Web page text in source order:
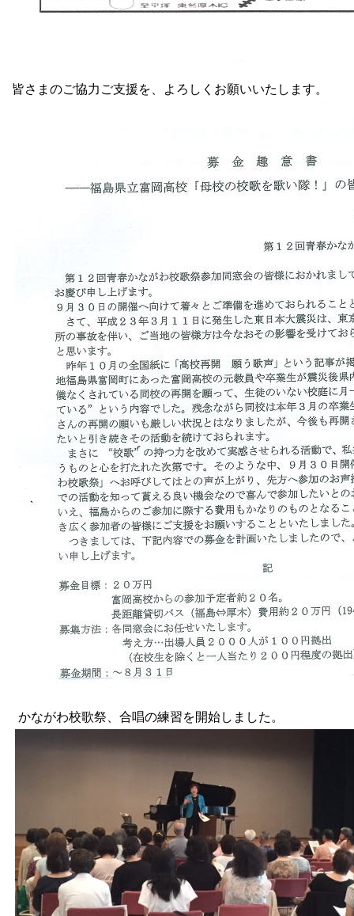
皆さまのご協力ご支援を、よろしくお願いいたします。
かながわ校歌祭、合唱の練習を開始しました。